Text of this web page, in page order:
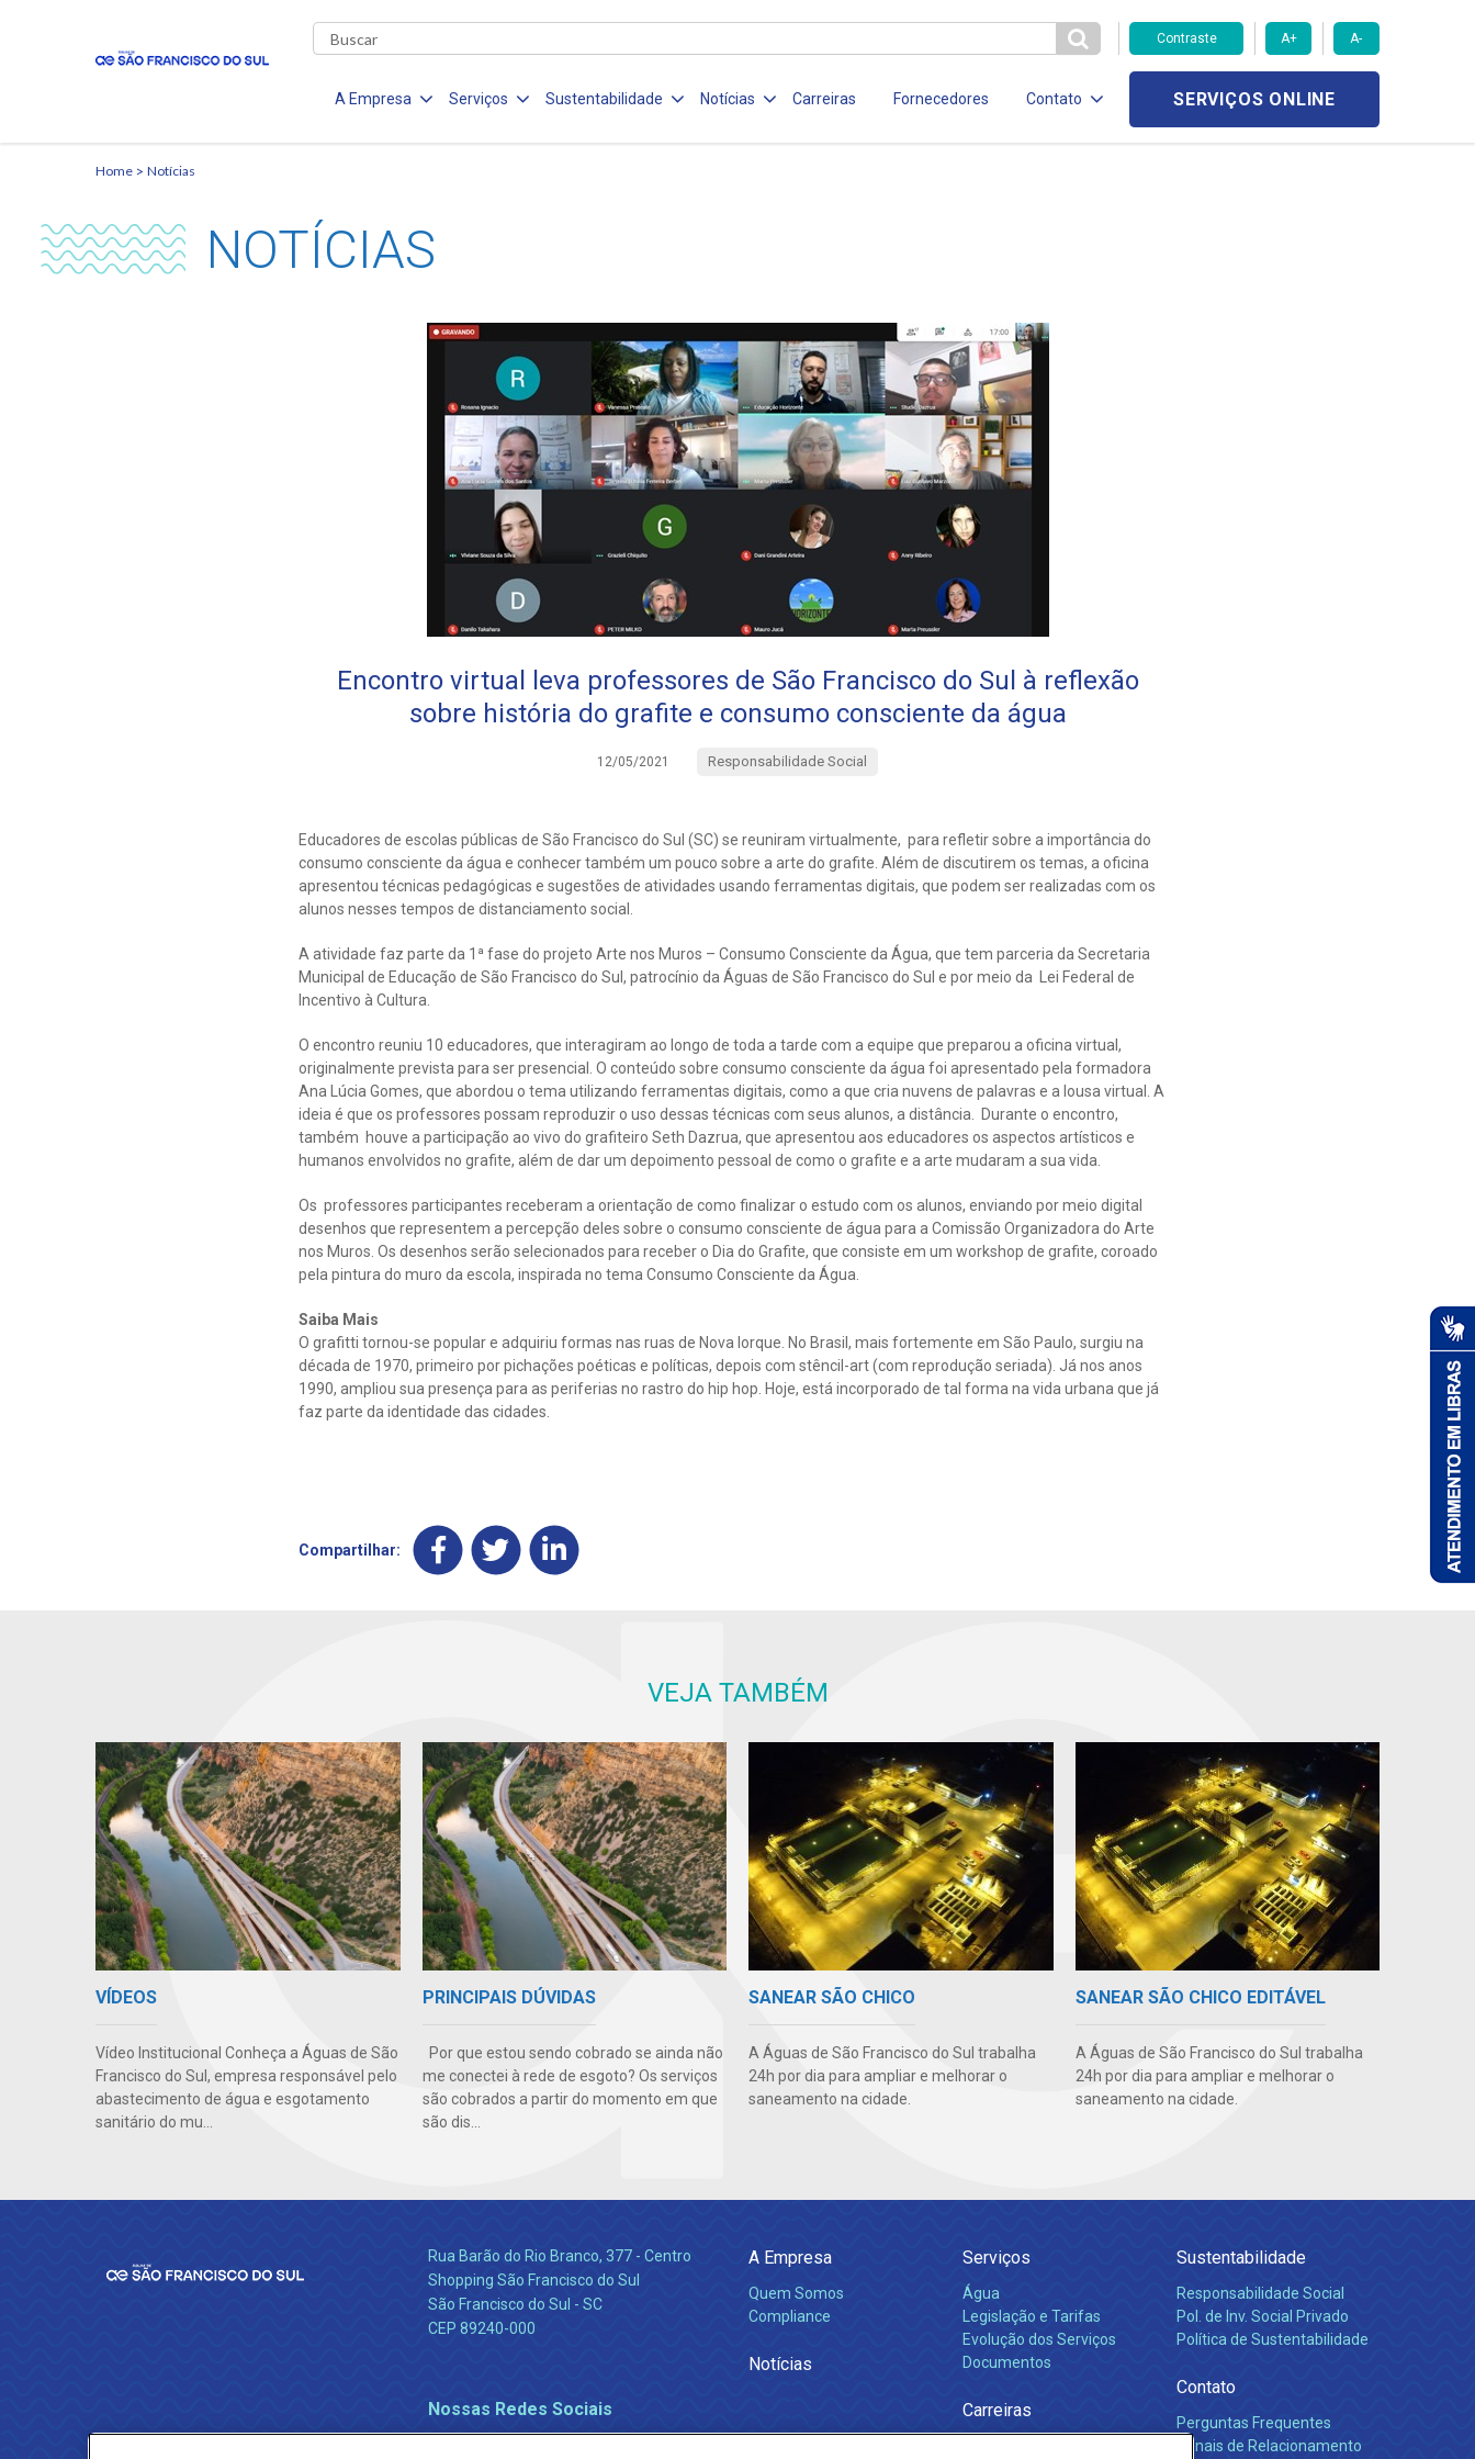
Contraste A+ A-
A Empresa Serviços Sustentabilidade Notícias Carreiras Fornecedores Contato SERVIÇOS ONLINE
Home Notícias
NOTÍCIAS
Encontro virtual leva professores de São Francisco do Sul à reflexão
sobre história do grafite e consumo consciente da água
12/05/2021 Responsabilidade Social
Educadores de escolas públicas de São Francisco do Sul (SC) se reuniram virtualmente, para refletir sobre a importância do
consumo consciente da água e conhecer também um pouco sobre a arte do grafite. Além de discutirem os temas, a oficina
apresentou técnicas pedagógicas e sugestões de atividades usando ferramentas digitais, que podem ser realizadas com os
alunos nesses tempos de distanciamento social.
A atividade faz parte da 1ª fase do projeto Arte nos Muros – Consumo Consciente da Água, que tem parceria da Secretaria
Municipal de Educação de São Francisco do Sul, patrocínio da Águas de São Francisco do Sul e por meio da Lei Federal de
Incentivo à Cultura.
O encontro reuniu 10 educadores, que interagiram ao longo de toda a tarde com a equipe que preparou a oficina virtual,
originalmente prevista para ser presencial. O conteúdo sobre consumo consciente da água foi apresentado pela formadora
Ana Lúcia Gomes, que abordou o tema utilizando ferramentas digitais, como a que cria nuvens de palavras e a lousa virtual. A
ideia é que os professores possam reproduzir o uso dessas técnicas com seus alunos, a distância. Durante o encontro,
também houve a participação ao vivo do grafiteiro Seth Dazrua, que apresentou aos educadores os aspectos artísticos e
humanos envolvidos no grafite, além de dar um depoimento pessoal de como o grafite e a arte mudaram a sua vida.
Os professores participantes receberam a orientação de como finalizar o estudo com os alunos, enviando por meio digital
desenhos que representem a percepção deles sobre o consumo consciente de água para a Comissão Organizadora do Arte
nos Muros. Os desenhos serão selecionados para receber o Dia do Grafite, que consiste em um workshop de grafite, coroado
pela pintura do muro da escola, inspirada no tema Consumo Consciente da Água.
Saiba Mais
O grafitti tornou-se popular e adquiriu formas nas ruas de Nova Iorque. No Brasil, mais fortemente em São Paulo, surgiu na
década de 1970, primeiro por pichações poéticas e políticas, depois com stêncil-art (com reprodução seriada). Já nos anos
1990, ampliou sua presença para as periferias no rastro do hip hop. Hoje, está incorporado de tal forma na vida urbana que já
faz parte da identidade das cidades.
Compartilhar:
VEJA TAMBÉM
VÍDEOS
Vídeo Institucional Conheça a Águas de São
Francisco do Sul, empresa responsável pelo
abastecimento de água e esgotamento
sanitário do mu...
PRINCIPAIS DÚVIDAS
Por que estou sendo cobrado se ainda não
me conectei à rede de esgoto? Os serviços
são cobrados a partir do momento em que
são dis...
SANEAR SÃO CHICO
A Águas de São Francisco do Sul trabalha
24h por dia para ampliar e melhorar o
saneamento na cidade.
SANEAR SÃO CHICO EDITÁVEL
A Águas de São Francisco do Sul trabalha
24h por dia para ampliar e melhorar o
saneamento na cidade.
Rua Barão do Rio Branco, 377 - Centro
Shopping São Francisco do Sul
São Francisco do Sul - SC
CEP 89240-000
Nossas Redes Sociais
A Empresa
Quem Somos
Compliance
Notícias
Serviços
Água
Legislação e Tarifas
Evolução dos Serviços
Documentos
Carreiras
Sustentabilidade
Responsabilidade Social
Pol. de Inv. Social Privado
Política de Sustentabilidade
Contato
Perguntas Frequentes
Canais de Relacionamento